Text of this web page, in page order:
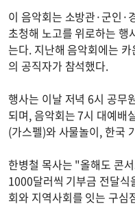
이 음악회는 소방관·군인·
초청해 노고를 위로하는
는다. 지난해 음악회에는
의 공직자가 참석했다.
행사는 이날 저녁 6시 공무
되며, 음악회는 7시 대예배
(가스펠)와 사물놀이, 한국
한병철 목사는 "올해도 콘
1000달러씩 기부금 전달
회와 지역사회를 잇는 구